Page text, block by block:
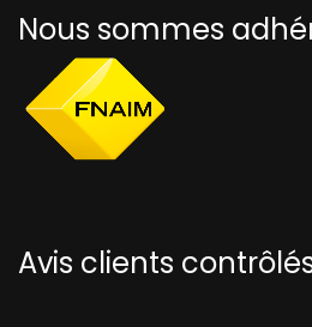
Nous sommes
Avis clients